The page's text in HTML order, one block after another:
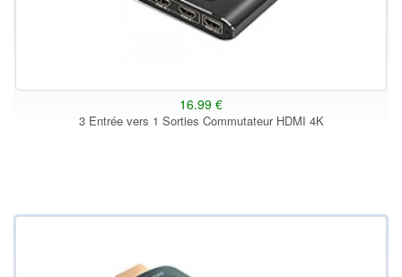
16.99 €
3 Entrée vers 1 Sorties Commutateur HDMI 4K